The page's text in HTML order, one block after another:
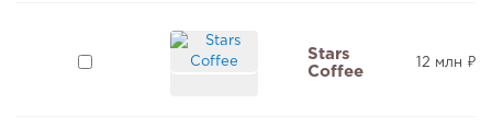
Stars
Coffee
12 млн ₽